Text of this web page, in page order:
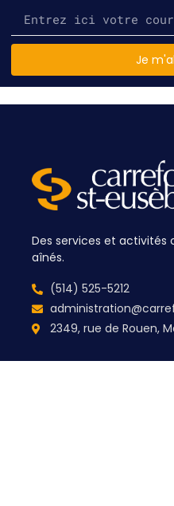
Je
Des services et activités
aînés.
(514) 525-5212
2349, rue de Rouen,